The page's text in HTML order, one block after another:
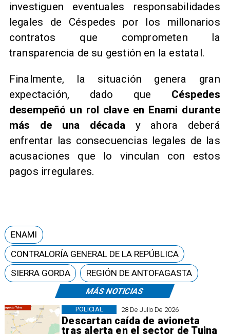
investiguen eventuales responsabilidades
legales de Céspedes por los millonarios
contratos que comprometen la
transparencia de su gestión en la estatal.
Finalmente, la situación genera gran
expectación, dado que Céspedes
desempeñó un rol clave en Enami durante
más de una década y ahora deberá
enfrentar las consecuencias legales de las
acusaciones que lo vinculan con estos
pagos irregulares.
MÁS NOTICIAS
28 De Julio De 2026
Descartan caída de avioneta
tras alerta en el sector de Tuina
POLICIAL
ENAMI
CONTRALORÍA GENERAL DE LA REPÚBLICA
SIERRA GORDA
REGIÓN DE ANTOFAGASTA